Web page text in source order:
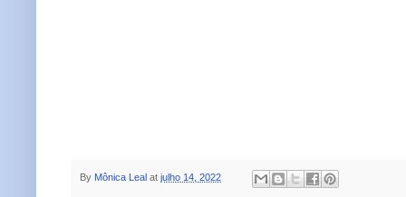
By Mônica Leal at julho 14, 2022